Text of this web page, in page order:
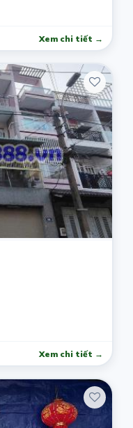
Xem chi tiết →
Xem chi tiết →